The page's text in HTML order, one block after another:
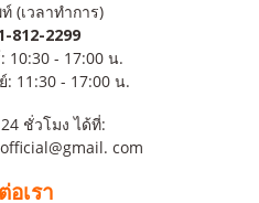
(เวลาทำการ)
812-2299
10:30 - 17:00 น.
: 11:30 - 17:00 น.
ชั่วโมง ได้ที่:
com
อเรา